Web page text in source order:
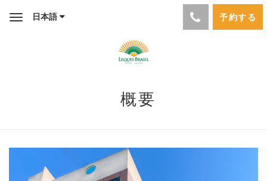
Toggle日本語 予約する
概要